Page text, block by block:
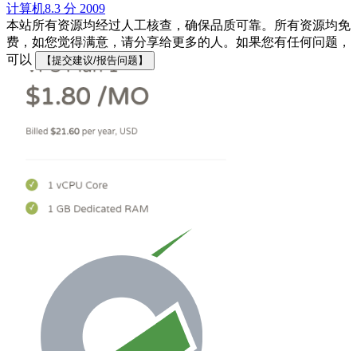
计算机8.3 分 2009
本站所有资源均经过人工核查，确保品质可靠。所有资源均免
费，如您觉得满意，请分享给更多的人。如果您有任何问题，
可以
【提交建议/报告问题】